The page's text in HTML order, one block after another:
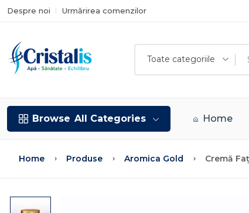
Despre noi Urmărirea comenzilor
Toate categoriile
Browse All Categories Home
Home Produse Aromica Gold Cremă